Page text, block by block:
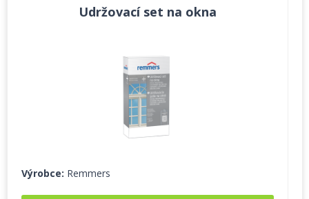
Udržovací set na okna
Výrobce: Remmers